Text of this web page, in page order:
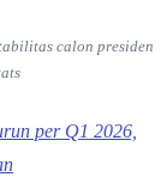
calon presiden
per Q1 2026,